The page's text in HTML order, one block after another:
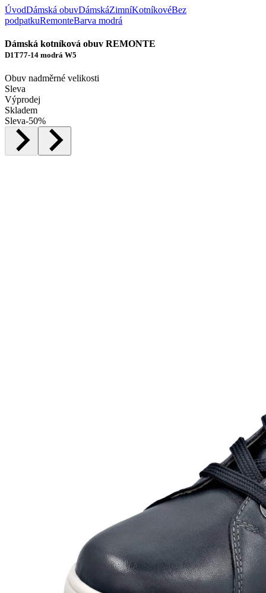
ÚvodDámská obuvDámskáZimníKotníkovéBez
podpatkuRemonteBarva modrá
Dámská kotníková obuv REMONTE
D1T77-14 modrá W5
Obuv nadměrné velikosti
Sleva
Výprodej
Skladem
Sleva-50%